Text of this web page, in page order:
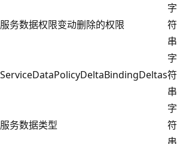
服务数据权限变动删除的权限
字
符
串
ServiceDataPolicyDeltaBindingDeltas
字
符
串
服务数据类型
字
符
串